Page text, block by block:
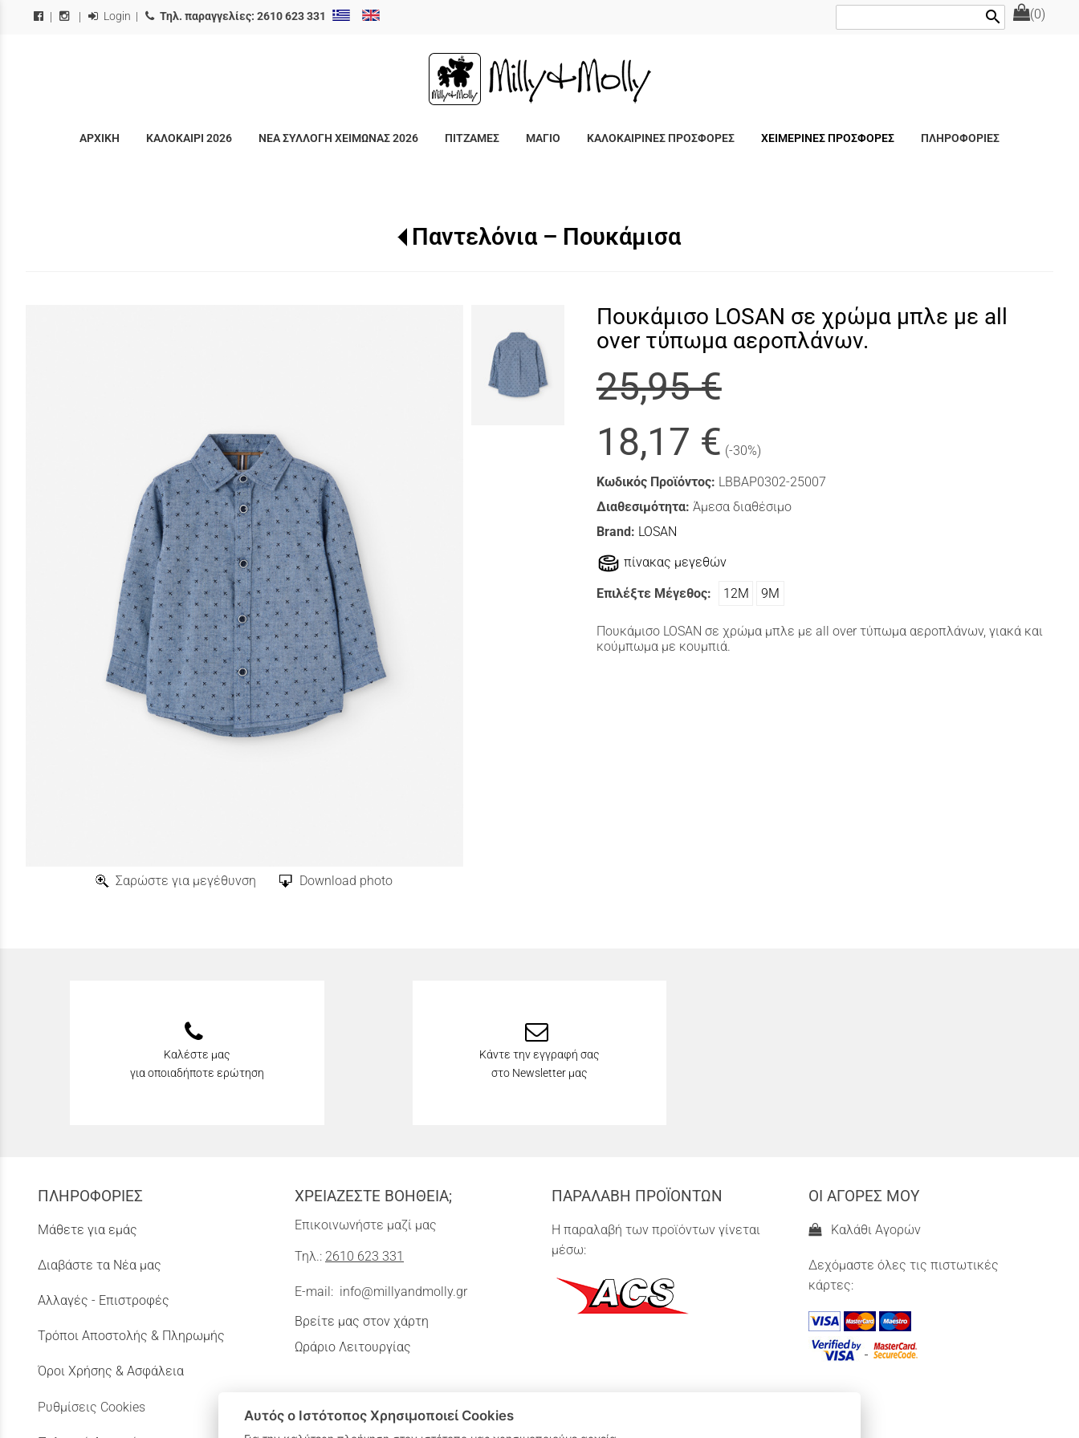
Login | Τηλ. παραγγελίες: 2610 623 331 (0)
search
ΑΡΧΙΚΗ ΚΑΛΟΚΑΙΡΙ 2026 ΝΕΑ ΣΥΛΛΟΓΗ ΧΕΙΜΩΝΑΣ 2026 ΠΙΤΖΑΜΕΣ ΜΑΓΙΟ ΚΑΛΟΚΑΙΡΙΝΕΣ ΠΡΟΣΦΟΡΕΣ ΧΕΙΜΕΡΙΝΕΣ ΠΡΟΣΦΟΡΕΣ ΠΛΗΡΟΦΟΡΙΕΣ
Παντελόνια – Πουκάμισα
Σαρώστε για μεγέθυνση Download photo
Πουκάμισο LOSAN σε χρώμα μπλε με all
over τύπωμα αεροπλάνων.
25,95 €
18,17 € (-30%)
Κωδικός Προϊόντος: LBBAP0302-25007
Διαθεσιμότητα: Άμεσα διαθέσιμο
Brand: LOSAN
πίνακας μεγεθών
Επιλέξτε Μέγεθος: 12Μ 9Μ
Πουκάμισο LOSAN σε χρώμα μπλε με all over τύπωμα αεροπλάνων, γιακά και
κούμπωμα με κουμπιά.
Καλέστε μας
για οποιαδήποτε ερώτηση
Κάντε την εγγραφή σας
στο Newsletter μας
ΠΛΗΡΟΦΟΡΙΕΣ
Μάθετε για εμάς
Διαβάστε τα Νέα μας
Αλλαγές - Επιστροφές
Τρόποι Αποστολής & Πληρωμής
Όροι Χρήσης & Ασφάλεια
Ρυθμίσεις Cookies
ΧΡΕΙΑΖΕΣΤΕ ΒΟΗΘΕΙΑ;
Επικοινωνήστε μαζί μας
Τηλ.: 2610 623 331
E-mail: info@millyandmolly.gr
Βρείτε μας στον χάρτη
Ωράριο Λειτουργίας
ΠΑΡΑΛΑΒΗ ΠΡΟΪΟΝΤΩΝ
Η παραλαβή των προϊόντων γίνεται
μέσω:
ΟΙ ΑΓΟΡΕΣ ΜΟΥ
Καλάθι Αγορών
Δεχόμαστε όλες τις πιστωτικές
κάρτες:
Αυτός ο Ιστότοπος Χρησιμοποιεί Cookies